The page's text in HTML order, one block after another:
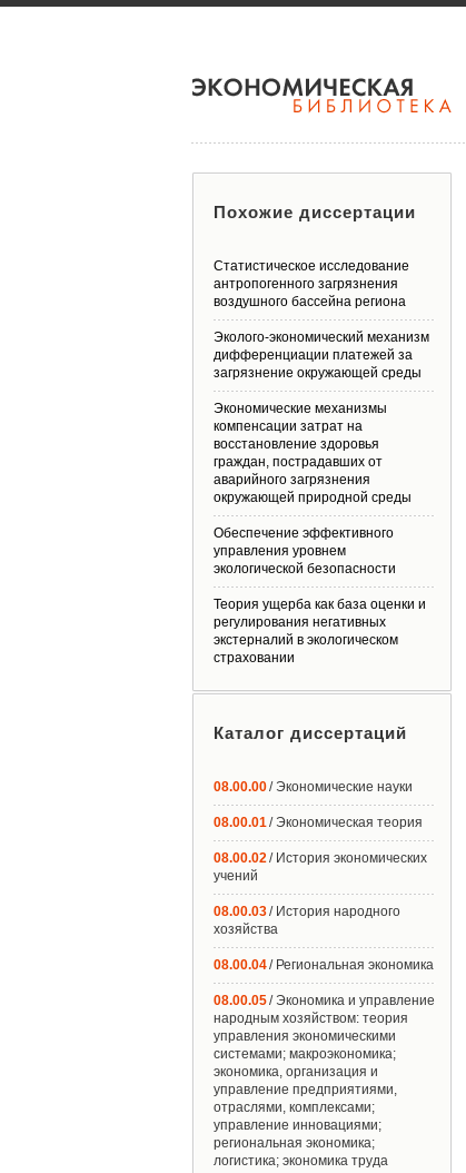
Похожие диссертации
Статистическое исследование
антропогенного загрязнения
воздушного бассейна региона
Эколого-экономический механизм
дифференциации платежей за
загрязнение окружающей среды
Экономические механизмы
компенсации затрат на
восстановление здоровья
граждан, пострадавших от
аварийного загрязнения
окружающей природной среды
Обеспечение эффективного
управления уровнем
экологической безопасности
Теория ущерба как база оценки и
регулирования негативных
экстерналий в экологическом
страховании
Каталог диссертаций
08.00.00/ Экономические науки
08.00.01/ Экономическая теория
08.00.02/ История экономических
учений
08.00.03/ История народного
хозяйства
08.00.04/ Региональная экономика
08.00.05/ Экономика и управление
народным хозяйством: теория
управления экономическими
системами; макроэкономика;
экономика, организация и
управление предприятиями,
отраслями, комплексами;
управление инновациями;
региональная экономика;
логистика; экономика труда